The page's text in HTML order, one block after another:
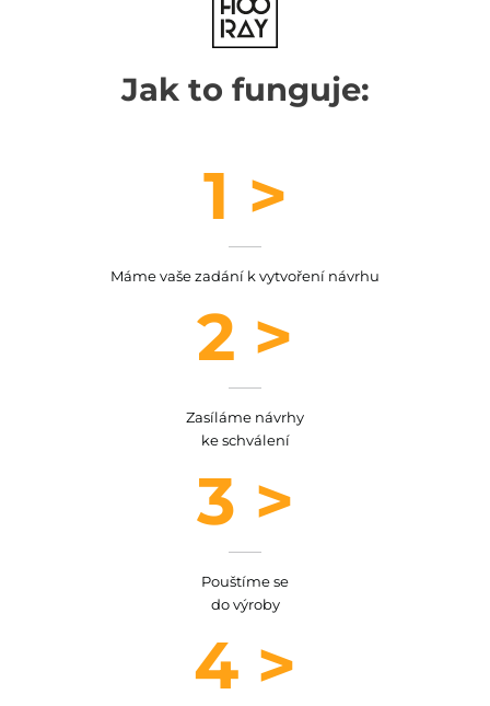
Jak to funguje:
1 >
Máme vaše zadání k vytvoření návrhu
2 >
Zasíláme návrhy
ke schválení
3 >
Pouštíme se
do výroby
4 >